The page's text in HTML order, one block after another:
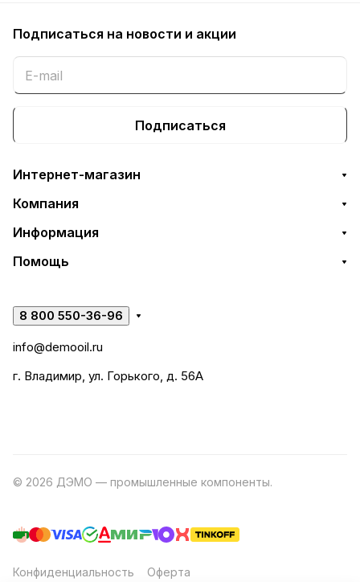
Подписаться на новости и акции
Подписаться
Интернет-магазин
Компания
Информация
Помощь
8 800 550-36-96
info@demooil.ru
г. Владимир, ул. Горького, д. 56А
© 2026 ДЭМО — промышленные компоненты.
Конфиденциальность Оферта